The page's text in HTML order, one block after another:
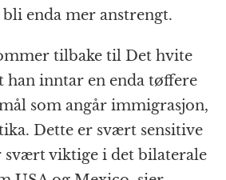
enda mer anstrengt.
tilbake til Det hvite
han inntar en enda tøffere
som angår immigrasjon,
Dette er svært sensitive
svært viktige i det bilaterale